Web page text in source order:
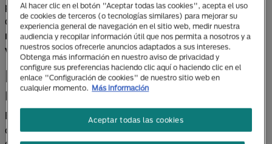
presencia de gusanos en el corazón. Una vez
diagnosticado,hay opciones de tratamiento que
mejorarán tanto la calidad como la duración de la
vida de tu mascota.
Problemas cardíacos en perros
mayores
Existen diferentes tipos de condiciones cardiacas
que afectan el bienestar de nuestro fiel compañero
Al hacer clic en el botón "Aceptar todas las cookies", acepta el uso
de cookies de terceros (o tecnologías similares) para mejorar su
experiencia general de navegación en el sitio web, medir nuestra
audiencia y recopilar información útil que nos permita a nosotros y a
nuestros socios ofrecerle anuncios adaptados a sus intereses.
Obtenga más información en nuestro aviso de privacidad y
configure sus preferencias haciendo clic aquí o haciendo clic en el
enlace "Configuración de cookies" de nuestro sitio web en
cualquier momento.
Más información
Aceptar todas las cookies